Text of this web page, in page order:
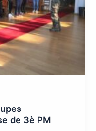
de 3è PM